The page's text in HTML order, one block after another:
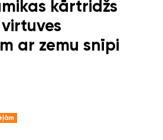
kārtridžs
ar zemu snīpi